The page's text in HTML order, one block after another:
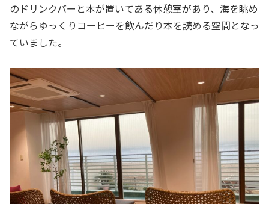
のドリンクバーと本が置いてある休憩室があり、海を眺め
ながらゆっくりコーヒーを飲んだり本を読める空間となっ
ていました。